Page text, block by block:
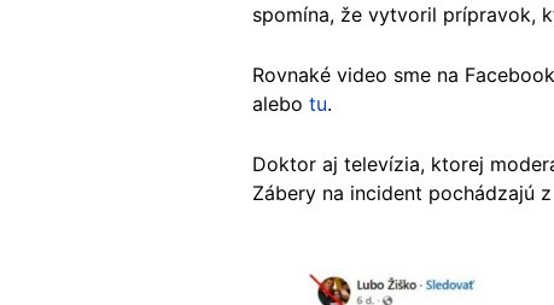
spomína, že vytvoril prípravok,
Rovnaké video sme na
alebo tu.
Doktor aj televízia, ktorej
Zábery na incident pochádzajú